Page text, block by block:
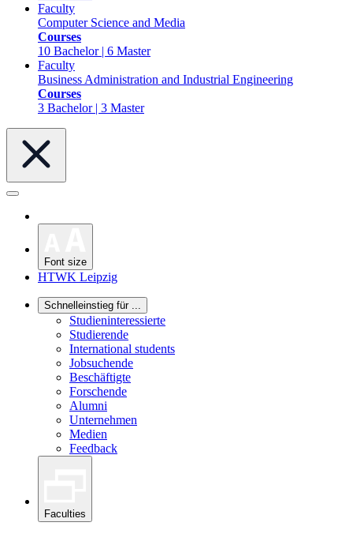
Faculty
Computer Science and Media
Courses
10 Bachelor | 6 Master
Faculty
Business Administration and Industrial Engineering
Courses
3 Bachelor | 3 Master
Font size
HTWK Leipzig
Schnelleinstieg für ...
Studieninteressierte
Studierende
International students
Jobsuchende
Beschäftigte
Forschende
Alumni
Unternehmen
Medien
Feedback
Faculties